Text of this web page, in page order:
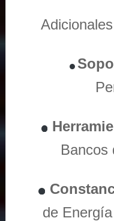
Bancos
de